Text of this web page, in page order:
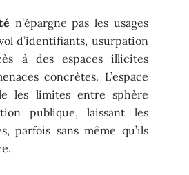
n’épargne pas les usages
d’identifiants, usurpation
à des espaces illicites
concrètes. L’espace
les limites entre sphère
publique, laissant les
parfois sans même qu’ils